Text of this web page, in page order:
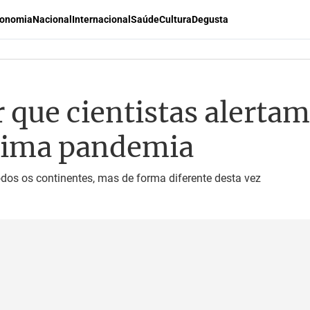
Nacional Internacional SaúdeCulturaDegusta
cientistas
pandemia
os continentes, mas de forma diferente desta vez